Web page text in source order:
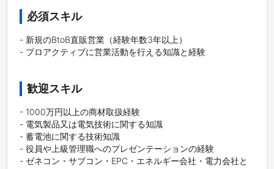
必須スキル
- 新規のBtoB直販営業（経験年数3年以上）
- プロアクティブに営業活動を行える知識と経験
歓迎スキル
- 1000万円以上の商材取扱経験
- 電気製品又は電気技術に関する知識
- 蓄電池に関する技術知識
- 役員や上級管理職へのプレゼンテーションの経験
- ゼネコン・サブコン・EPC・エネルギー会社・電力会社と